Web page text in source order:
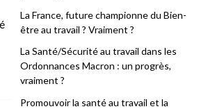
La France, future championne du Bien-
être au travail ? Vraiment ?
La Santé/Sécurité au travail dans les
Ordonnances Macron : un progrès,
vraiment ?
Promouvoir la santé au travail et la